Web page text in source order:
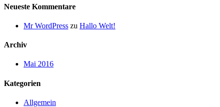
Neueste Kommentare
Mr WordPress zu Hallo Welt!
Archiv
Mai 2016
Kategorien
Allgemein